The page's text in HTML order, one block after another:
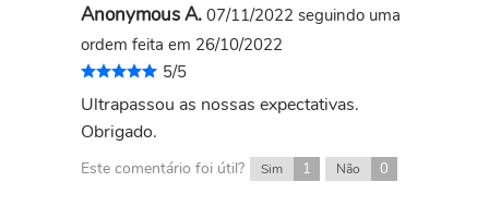
Anonymous A.07/11/2022 seguindo uma
ordem feita em 26/10/2022
5/5
Ultrapassou as nossas expectativas.
Obrigado.
Este comentário foi útil? Sim 1 Não 0